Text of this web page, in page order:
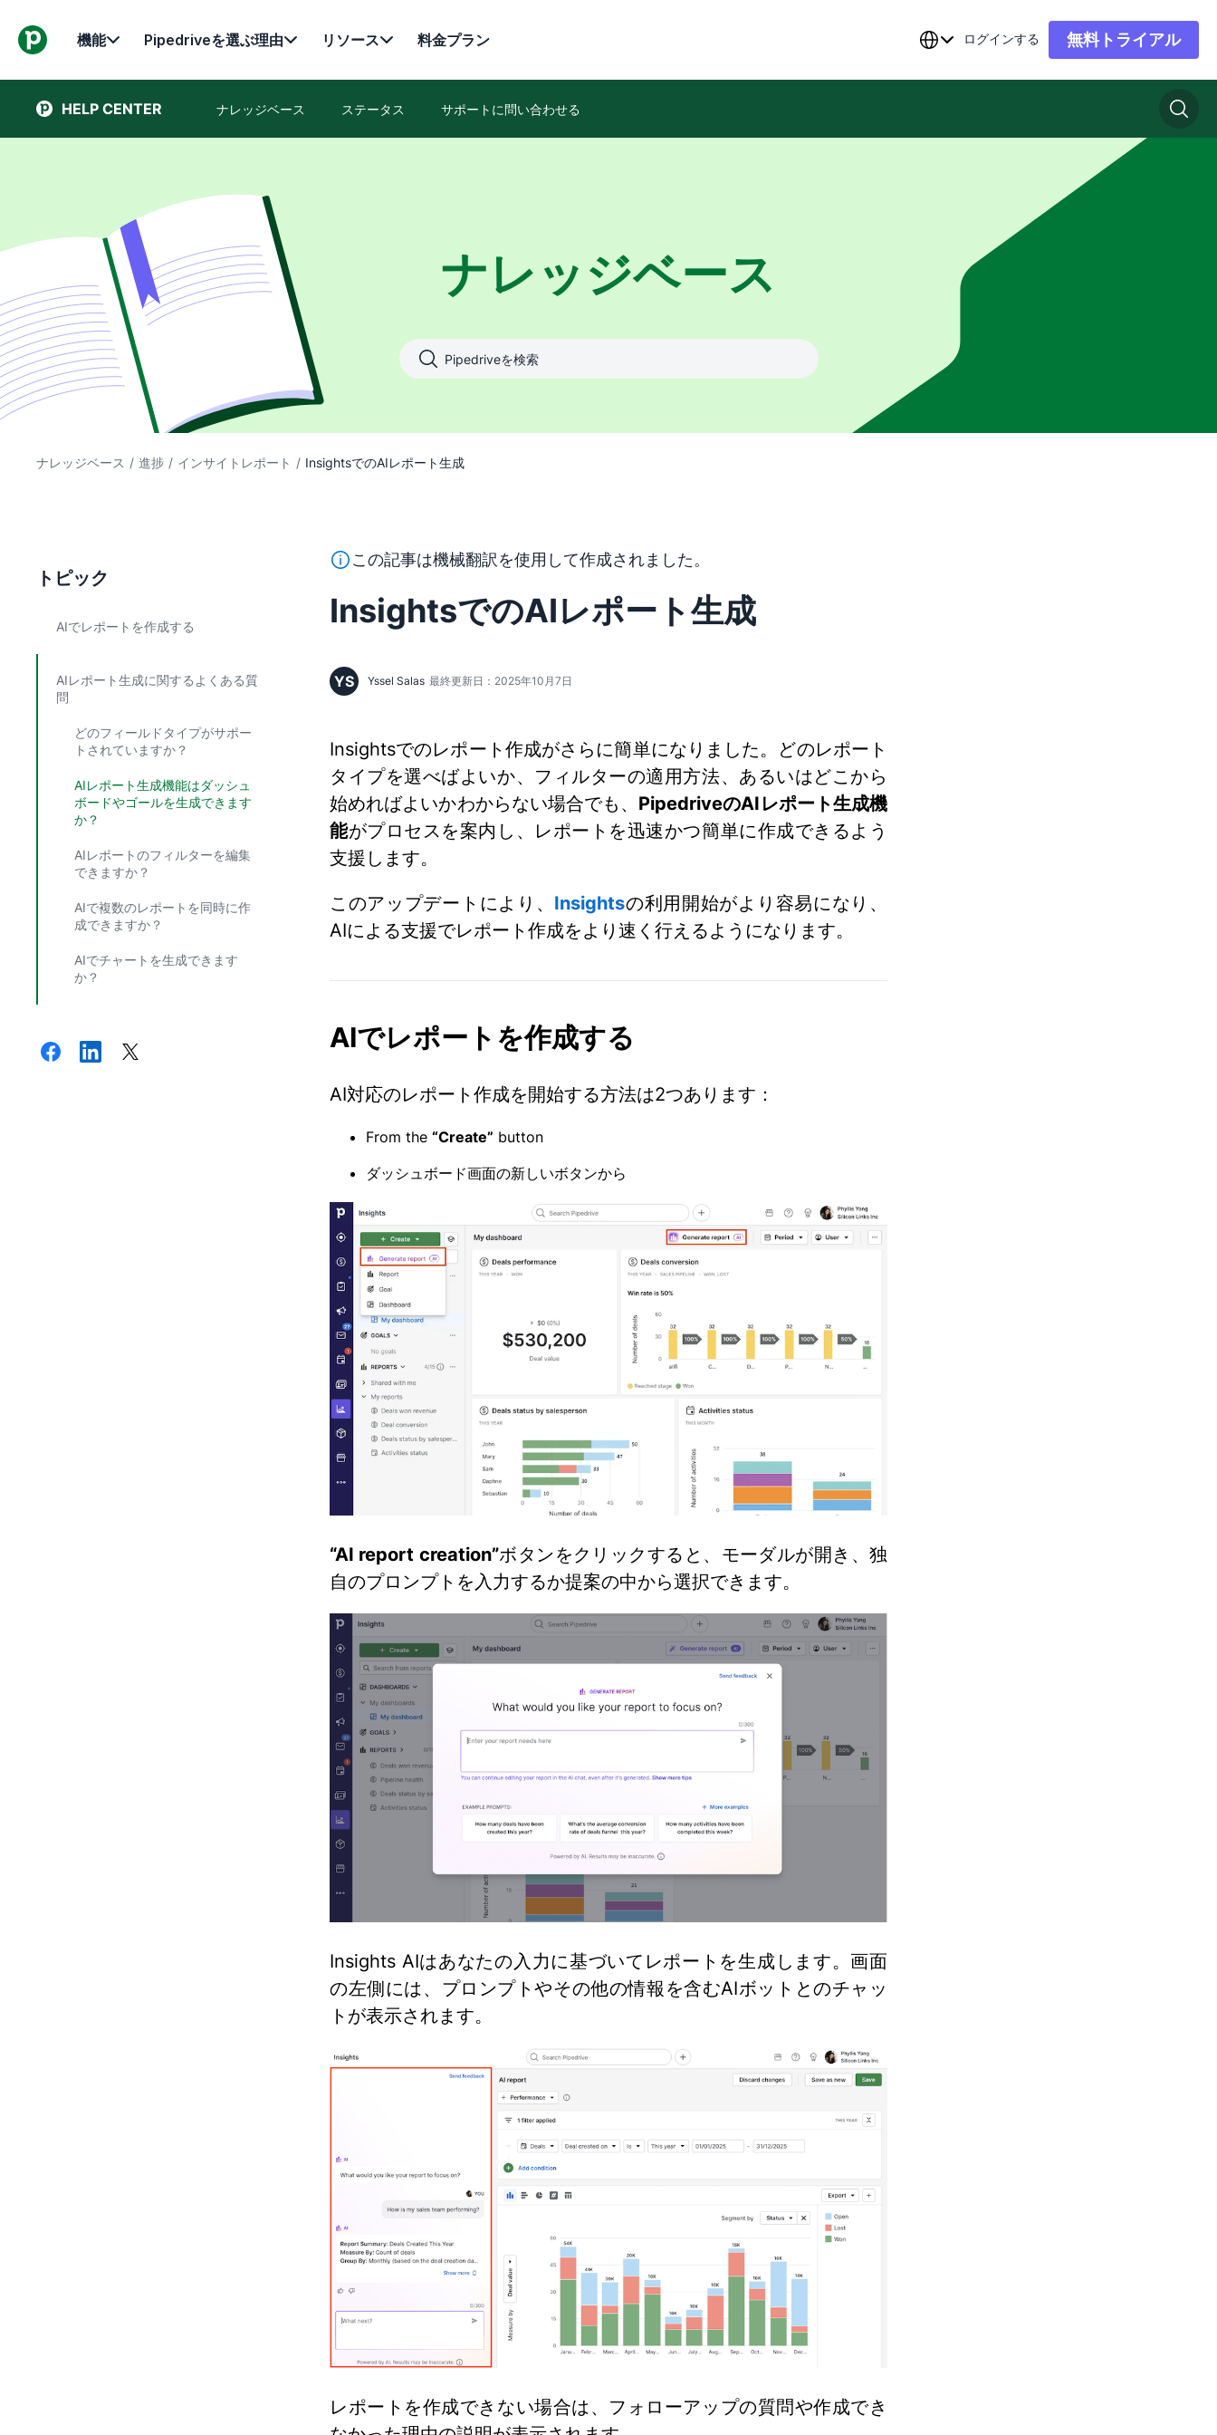
機能 Pipedriveを選ぶ理由 リソース 料金プラン ログインする 無料トライアル
HELP CENTER ナレッジベース ステータス サポートに問い合わせる
ナレッジベース
ナレッジベース / 進捗 / インサイトレポート / InsightsでのAIレポート生成
トピック
AIでレポートを作成する
AIレポート生成に関するよくある質
問
どのフィールドタイプがサポー
トされていますか？
AIレポート生成機能はダッシュ
ボードやゴールを生成できます
か？
AIレポートのフィルターを編集
できますか？
AIで複数のレポートを同時に作
成できますか？
AIでチャートを生成できます
か？
このテキストは機械翻訳ツールを使用して英語から翻訳されており、人間の編集者によって校正されていません。機械は不正確また
この記事は機械翻訳を使用して作成されました。
InsightsでのAIレポート生成
YS Yssel Salas 最終更新日：2025年10月7日
Insightsでのレポート作成がさらに簡単になりました。どのレポート
タイプを選べばよいか、フィルターの適用方法、あるいはどこから
始めればよいかわからない場合でも、 PipedriveのAIレポート生成機
能がプロセスを案内し、レポートを迅速かつ簡単に作成できるよう
支援します。
このアップデートにより、 Insightsの利用開始がより容易になり、
AIによる支援でレポート作成をより速く行えるようになります。
AIでレポートを作成する
AI対応のレポート作成を開始する方法は2つあります：
From the “Create” button
ダッシュボード画面の新しいボタンから
“AI report creation”ボタンをクリックすると、モーダルが開き、独
自のプロンプトを入力するか提案の中から選択できます。
Insights AIはあなたの入力に基づいてレポートを生成します。画面
の左側には、プロンプトやその他の情報を含むAIボットとのチャッ
トが表示されます。
レポートを作成できない場合は、フォローアップの質問や作成でき